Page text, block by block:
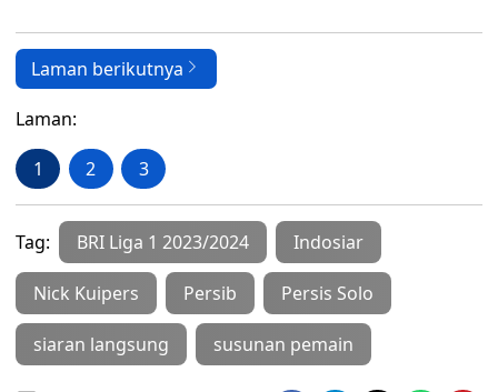
Laman berikutnya
Laman:
1 2 3
Tag: BRI Liga 1 2023/2024 Indosiar
Nick Kuipers Persib Persis Solo
siaran langsung susunan pemain